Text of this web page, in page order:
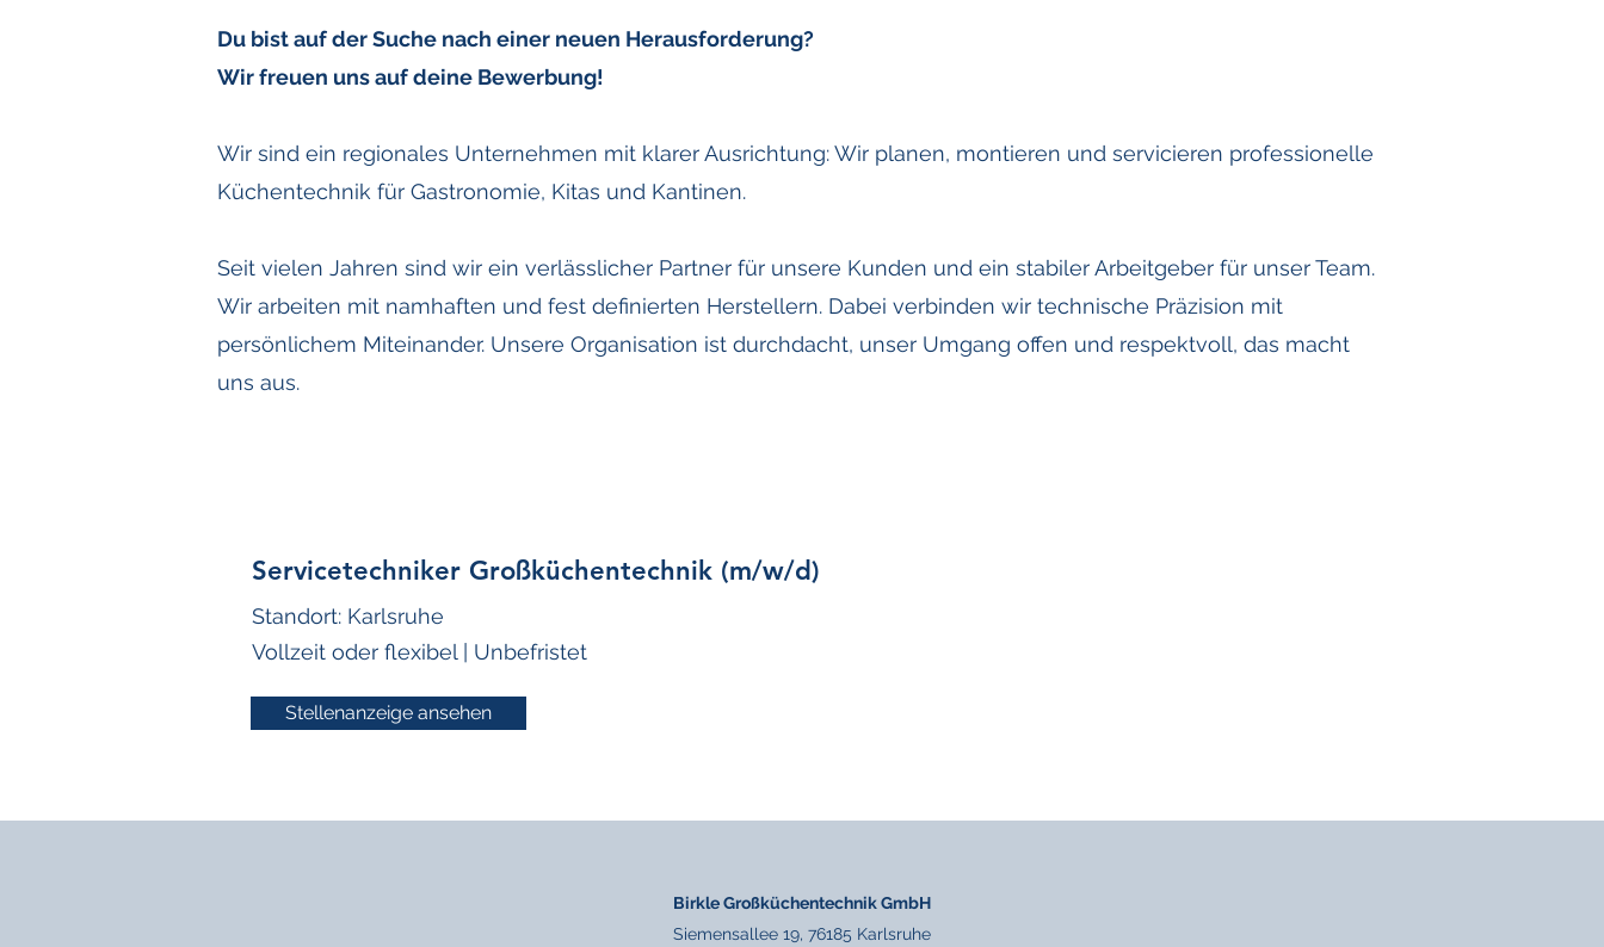
Du bist auf der Suche nach einer neuen Herausforderung?
Wir freuen uns auf deine Bewerbung!
Wir sind ein regionales Unternehmen mit klarer Ausrichtung: Wir planen, montieren und servicieren professionelle
Küchentechnik für Gastronomie, Kitas und Kantinen.
Seit vielen Jahren sind wir ein verlässlicher Partner für unsere Kunden und ein stabiler Arbeitgeber für unser Team.
Wir arbeiten mit namhaften und fest definierten Herstellern. Dabei verbinden wir technische Präzision mit
persönlichem Miteinander. Unsere Organisation ist durchdacht, unser Umgang offen und respektvoll, das macht
uns aus.
Servicetechniker Großküchentechnik (m/w/d)
Standort: Karlsruhe
Vollzeit oder flexibel | Unbefristet​
Stellenanzeige ansehen
Birkle Großküchentechnik GmbH
Siemensallee 19, 76185 Karlsruhe